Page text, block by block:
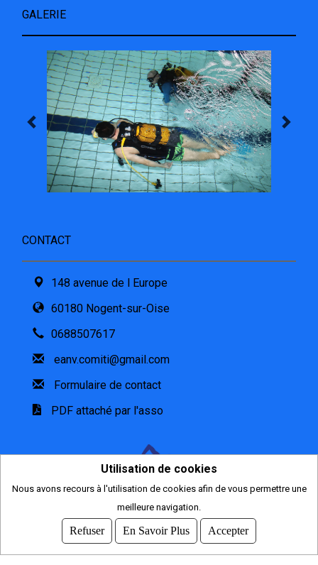
GALERIE
CONTACT
148 avenue de l Europe
60180 Nogent-sur-Oise
0688507617
eanv.comiti@gmail.com
Formulaire de contact
PDF attaché par l'asso
2026
© COMITI -CGVU
OPTIMISÉ POUR CHROME ET FIREFOX
Utilisation de cookies
Nous avons recours à l'utilisation de cookies afin de vous permettre une
meilleure navigation.
Refuser En Savoir Plus Accepter